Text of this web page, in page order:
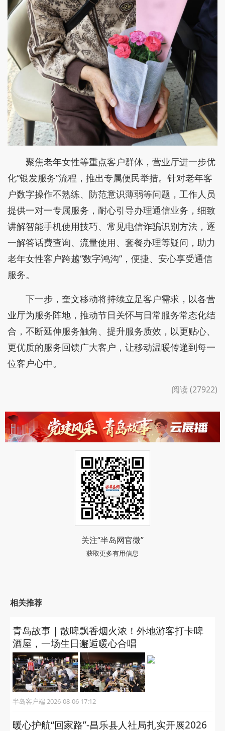
聚焦老年女性等重点客户群体，营业厅进一步优
化“银发服务”流程，推出专属便民举措。针对老年客
户数字操作不熟练、防范意识薄弱等问题，工作人员
提供一对一专属服务，耐心引导办理通信业务，细致
讲解智能手机使用技巧、常见电信诈骗识别方法，逐
一解答话费查询、流量使用、套餐办理等疑问，助力
老年女性客户跨越“数字鸿沟”，便捷、安心享受通信
服务。
下一步，奎文移动将持续立足客户需求，以各营
业厅为服务阵地，推动节日关怀与日常服务常态化结
合，不断延伸服务触角、提升服务质效，以更贴心、
更优质的服务回馈广大客户，让移动温暖传递到每一
位客户心中。
阅读 (27922)
关注“半岛网官微”
获取更多有用信息
相关推荐
青岛故事｜散啤飘香烟火浓！外地游客打卡啤
酒屋，一场生日邂逅暖心合唱
半岛客户端 2026-08-06 17:12
暖心护航“回家路”-昌乐县人社局扎实开展2026